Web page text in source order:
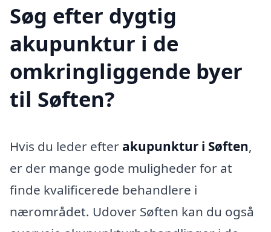
Søg efter dygtig
akupunktur i de
omkringliggende byer
til Søften?
Hvis du leder efter akupunktur i Søften,
er der mange gode muligheder for at
finde kvalificerede behandlere i
nærområdet. Udover Søften kan du også